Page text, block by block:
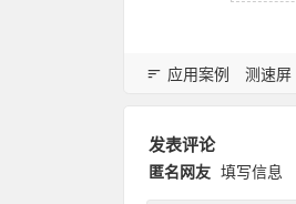
应用案例 测速屏
发表评论
匿名网友 填写信息